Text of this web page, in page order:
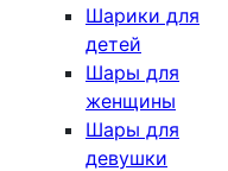
Шарики для
детей
Шары для
женщины
Шары для
девушки